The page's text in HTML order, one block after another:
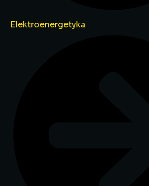
Elektroenergetyka